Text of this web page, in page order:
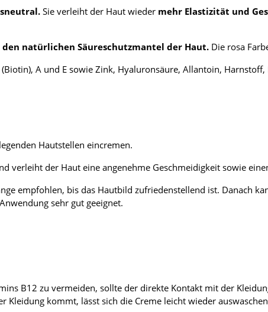
Sie verleiht der Haut wieder mehr Elastizität und
natürlichen Säureschutzmantel der Haut. Die rosa
A und E sowie Zink, Hyaluronsäure, Allantoin,
Hautstellen eincremen.
verleiht der Haut eine angenehme Geschmeidigkeit sowie
empfohlen, bis das Hautbild zufriedenstellend ist. Danach
sehr gut geeignet.
B12 zu vermeiden, sollte der direkte Kontakt mit der
Kleidung kommt, lässt sich die Creme leicht wieder